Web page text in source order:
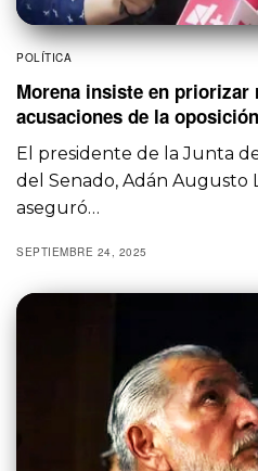
POLÍTICA
Morena insiste en priorizar
acusaciones de la oposición
El presidente de la Junta
del Senado, Adán Augusto
aseguró…
SEPTIEMBRE 24, 2025